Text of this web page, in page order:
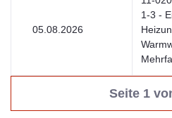
05.08.2026
1-3 -
Seite 1